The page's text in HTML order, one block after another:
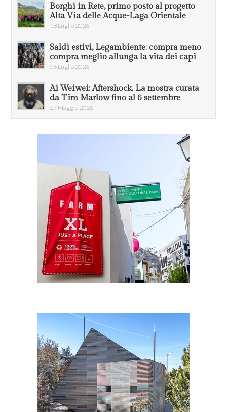
Borghi in Rete, primo posto al progetto
Alta Via delle Acque-Laga Orientale
18 Luglio 2026
Saldi estivi, Legambiente: compra meno
compra meglio allunga la vita dei capi
06 Luglio 2026
Ai Weiwei: Aftershock. La mostra curata
da Tim Marlow fino al 6 settembre
27 Maggio 2026